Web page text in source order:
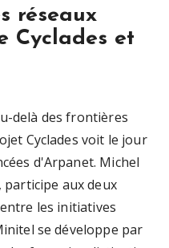
réseaux
Cyclades et
delà des frontières
Cyclades voit le jour
d'Arpanet. Michel
aux deux
les initiatives
se développe par